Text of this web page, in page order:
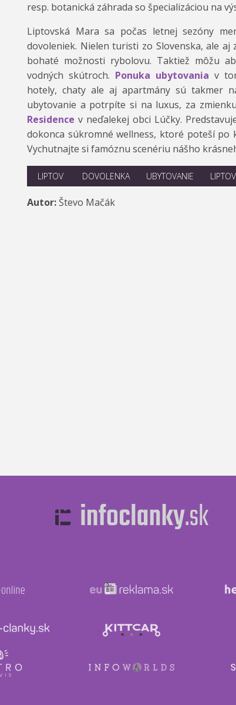
resp. botanická záhrada so špecializáciou na
Liptovská Mara sa počas letnej sezóny
dovoleniek. Nielen turisti zo Slovenska, ale aj
bohaté možnosti rybolovu. Taktiež môžu
vodných skútroch. Ponuka ubytovania v
hotely, chaty ale aj apartmány sú takmer
ubytovanie a potrpíte si na luxus, za
Residence v neďalekej obci Lúčky.
dokonca súkromné wellness, ktoré poteší po
Vychutnajte si famóznu scenériu nášho
LIPTOV DOVOLENKA UBYTOVANIE
Autor: Števo Mačák